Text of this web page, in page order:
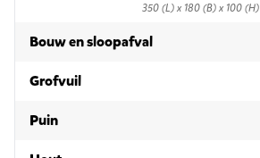
350 (L) x 180 (B) x 100 (H)
Bouw en sloopafvalin 6m³
Grofvuilin 6m³
Puinin 6m³